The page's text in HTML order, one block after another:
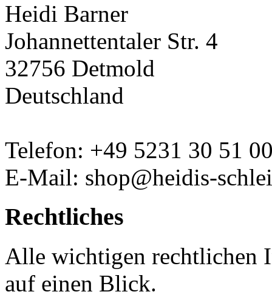
Heidi Barner
Johannettentaler Str. 4
32756 Detmold
Deutschland
Telefon: +49 5231 30 51
E-Mail: shop@heidis-
Rechtliches
Alle wichtigen rechtlichen
auf einen Blick.